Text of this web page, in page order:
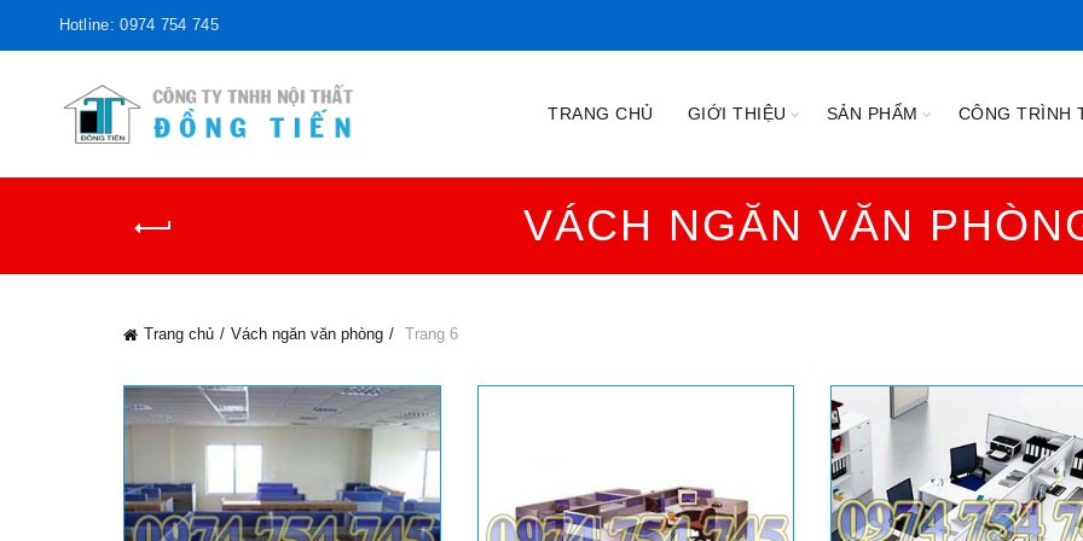
Hotline: 0974 754 745
TRANG CHỦ GIỚI THIỆU SẢN PHẨM CÔNG TRÌNH
VÁCH NGĂN VĂN
Trang chủ Vách ngăn văn phòng Trang 6